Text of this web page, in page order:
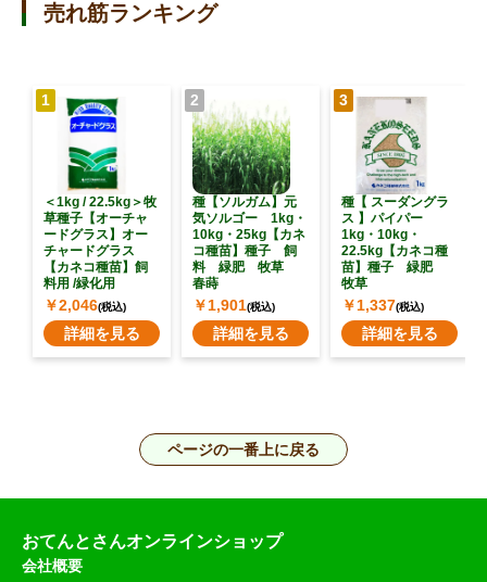
売れ筋ランキング
1
＜1kg / 22.5kg＞牧
草種子【オーチャ
ードグラス】オー
チャードグラス
【カネコ種苗】飼
料用 /緑化用
￥2,046(税込)
詳細を見る
2
種【ソルガム】元
気ソルゴー 1kg・
10kg・25kg【カネ
コ種苗】種子 飼
料 緑肥 牧草
春蒔
￥1,901(税込)
詳細を見る
3
種【 スーダングラ
ス 】パイパー
1kg・10kg・
22.5kg【カネコ種
苗】種子 緑肥
牧草
￥1,337(税込)
詳細を見る
ページの一番上に戻る
おてんとさんオンラインショップ
会社概要